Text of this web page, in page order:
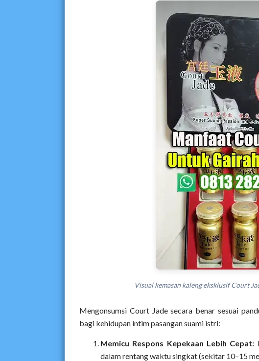
Visual kemasan kaleng eksklusif Court
Mengonsumsi Court Jade secara benar sesuai
bagi kehidupan intim pasangan suami istri:
Memicu Respons Kepekaan Lebih Cepat:
dalam rentang waktu singkat (sekitar 10–15